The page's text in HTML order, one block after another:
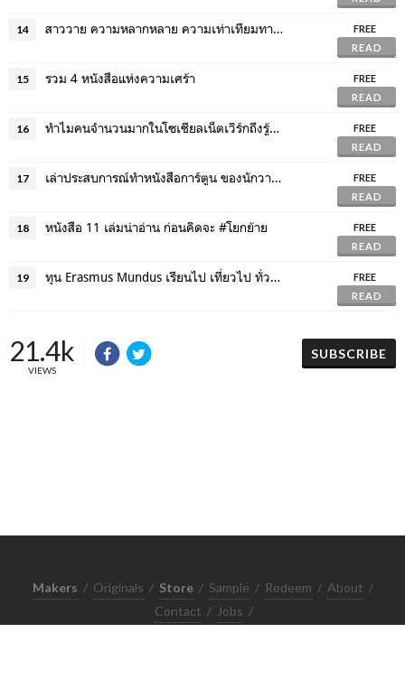
14 สาววาย ความหลากหลาย ความเท่าเทียมทางเพศ และระบอบปิตาธิปไตย
FREE
READ
15 รวม 4 หนังสือแห่งความเศร้า
FREE
READ
16 ทำไมคนจำนวนมากในโซเชียลเน็ตเวิร์กถึงรู้สึกว่าตัวเองโดดเดี่ยว?
FREE
READ
17 เล่าประสบการณ์ทำหนังสือการ์ตูน ของนักวาดสาวไทยลายเส้นสายญี่ปุ่น
FREE
READ
18 หนังสือ 11 เล่มน่าอ่าน ก่อนคิดจะ #โยกย้าย
FREE
READ
19 ทุน Erasmus Mundus เรียนไป เที่ยวไป ทั่วยุโรป
FREE
READ
21.4k
VIEWS
SUBSCRIBE
Makers / Originals / Store / Sample / Redeem / About /
Contact / Jobs /